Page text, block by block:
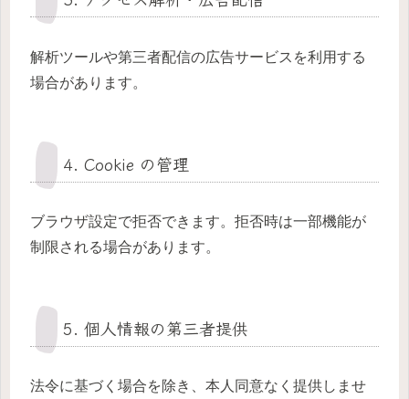
解析ツールや第三者配信の広告サービスを利用する
場合があります。
4. Cookie の管理
ブラウザ設定で拒否できます。拒否時は一部機能が
制限される場合があります。
5. 個人情報の第三者提供
法令に基づく場合を除き、本人同意なく提供しませ